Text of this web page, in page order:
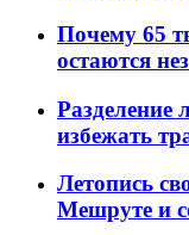
Почему 65
остаются
Разделение
избежать
Летопись
Мешруте и